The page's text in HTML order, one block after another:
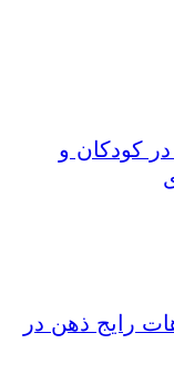
در کودکان و
رایج ذهن در